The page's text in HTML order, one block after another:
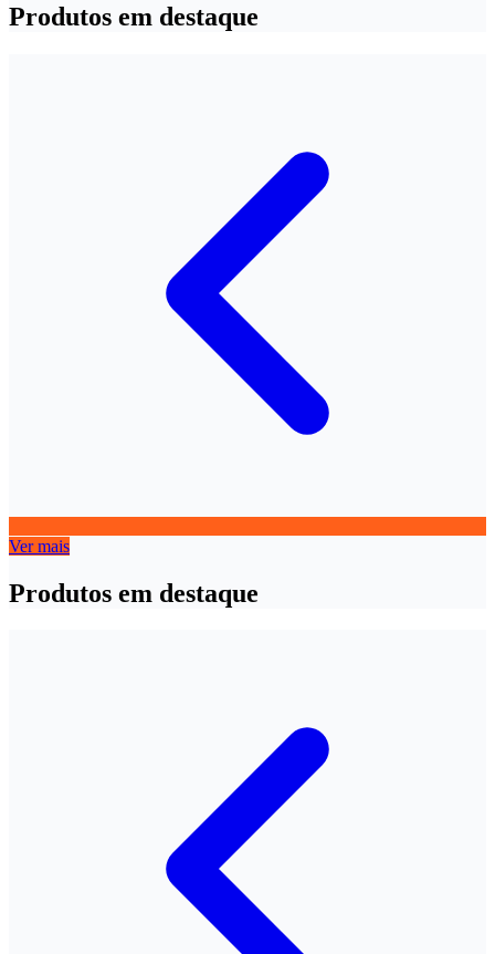
Produtos em destaque
Ver mais
Produtos em destaque